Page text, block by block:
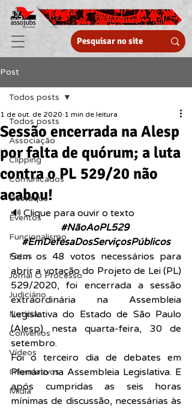
Post
Todos posts
Associação
Clipping
Comunicados
Destaque
Eventos
Funcionalismo
Fotos
Jornal O Processo
Judiciário
Notícias
Convênios
Vídeos
Informativos
Midia
Todos posts
Sessão encerrada na Alesp
por falta de quórum; a luta
contra o PL 529/20 não
acabou!
1 de out. de 2020 1 min de leitura
🔊 Clique para ouvir o texto
#NãoAoPL529
#EmDefesaDosServiçosPúblicos
Sem os 48 votos necessários para
abrir a votação do Projeto de Lei (PL)
529/2020, foi encerrada a sessão
extraordinária na Assembleia
Legislativa do Estado de São Paulo
(Alesp) nesta quarta-feira, 30 de
setembro.
Foi o terceiro dia de debates em
Plenário na Assembleia Legislativa. E
após cumpridas as seis horas
mínimas de discussão, necessárias às